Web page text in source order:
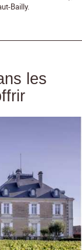
Bailly.
les